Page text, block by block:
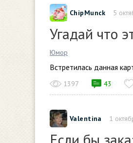
ChipMunck 5
Угадай что
Юмор
Встретилась данная
1397 43
Valentina 1